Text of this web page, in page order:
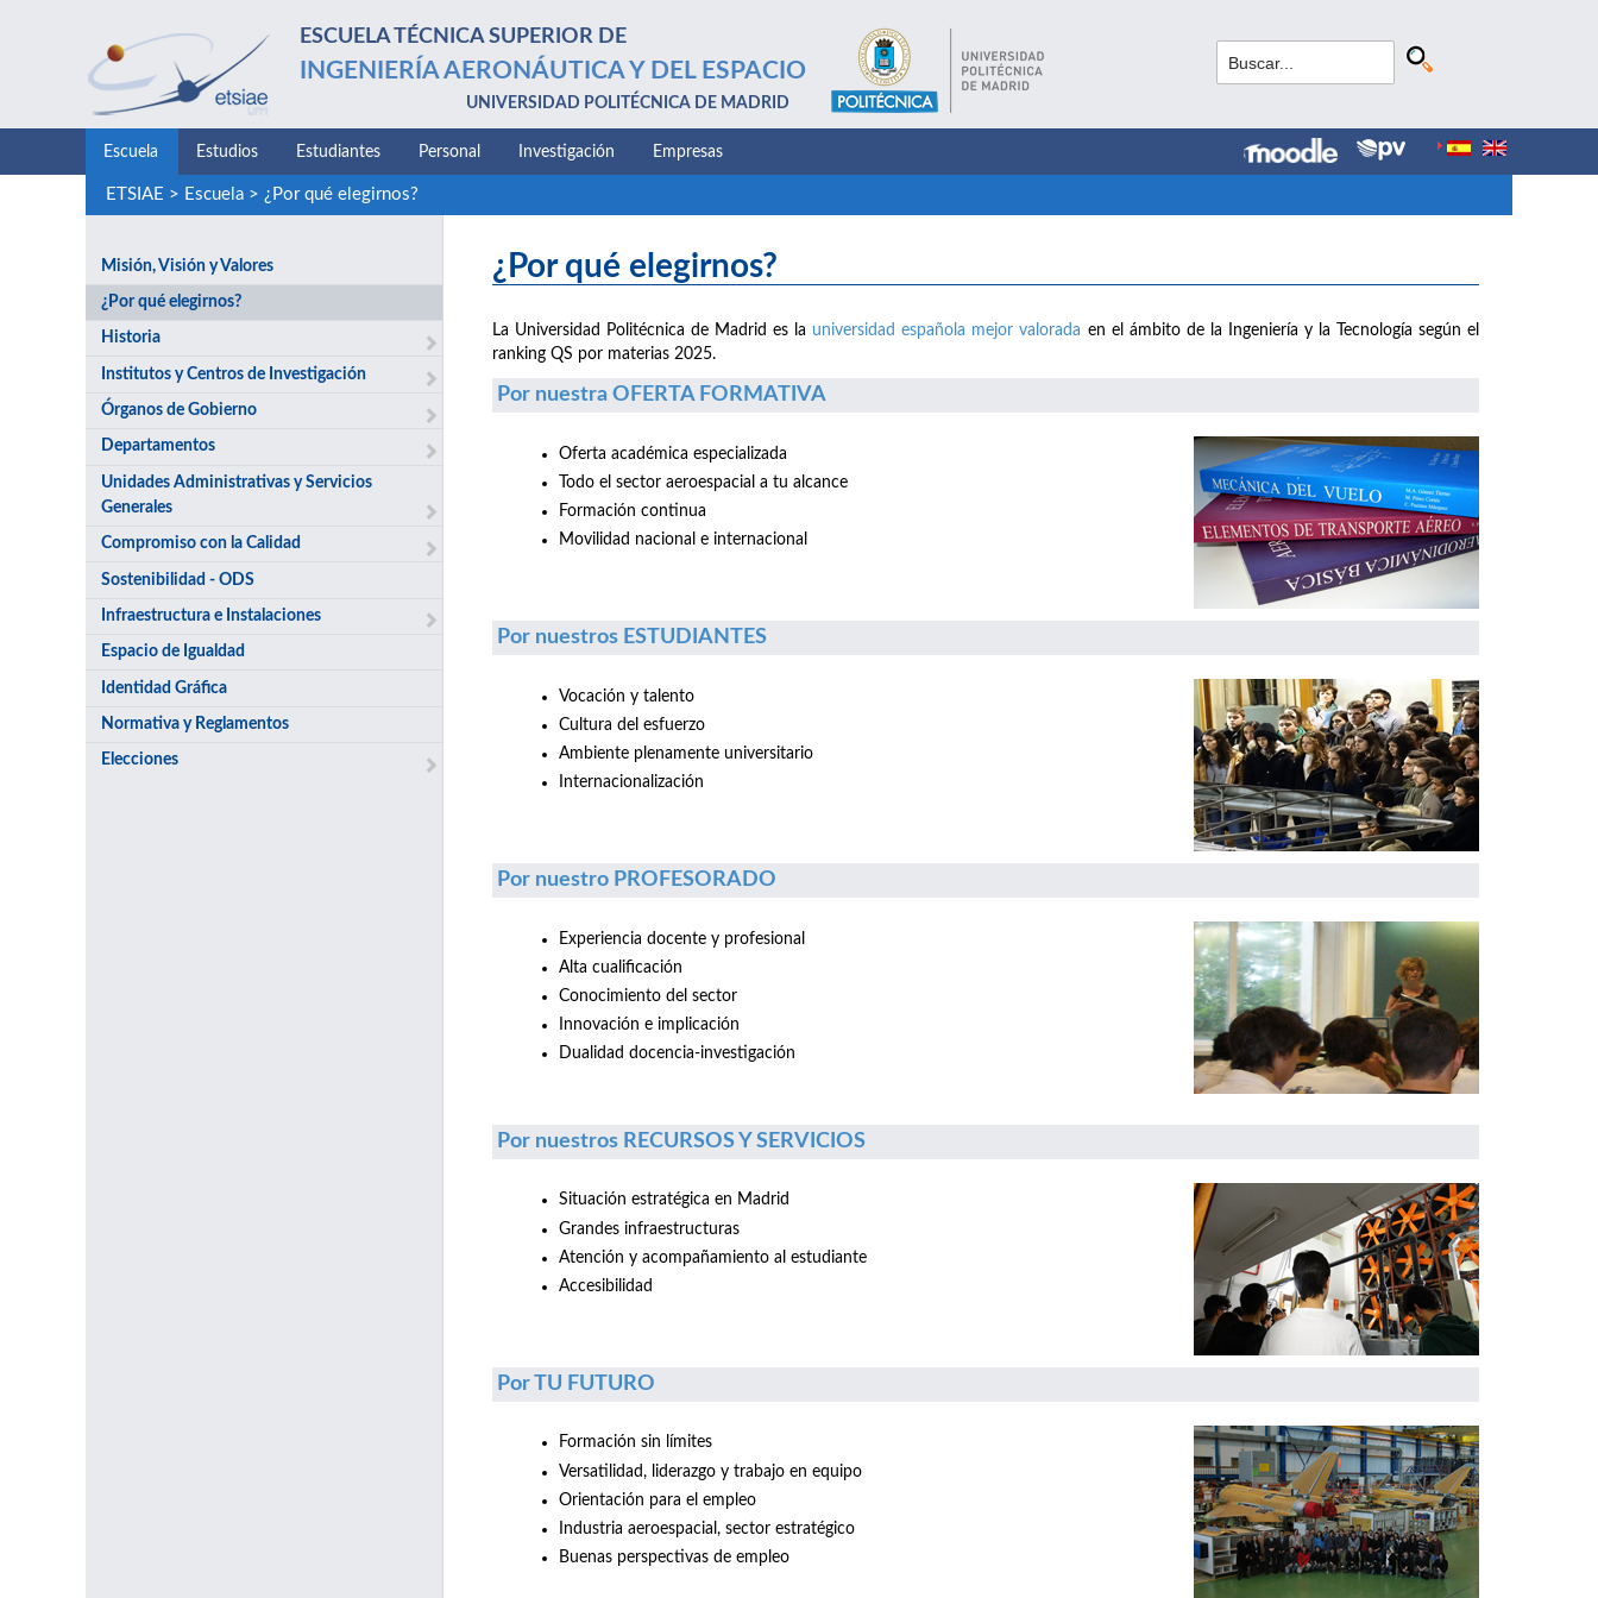
ESCUELA TÉCNICA SUPERIOR DE
INGENIERÍA AERONÁUTICA Y DEL ESPACIO
UNIVERSIDAD POLITÉCNICA DE MADRID
Escuela Estudios Estudiantes Personal Investigación Empresas
ETSIAE > Escuela> ¿Por qué elegirnos?
Misión, Visión y Valores
¿Por qué elegirnos?
Historia
Institutos y Centros de Investigación
Órganos de Gobierno
Departamentos
Unidades Administrativas y Servicios
Generales
Compromiso con la Calidad
Sostenibilidad - ODS
Infraestructura e Instalaciones
Espacio de Igualdad
Identidad Gráfica
Normativa y Reglamentos
Elecciones
¿Por qué elegirnos?
La Universidad Politécnica de Madrid es la universidad española mejor valorada en el ámbito de la Ingeniería y la Tecnología según el
ranking QS por materias 2025.
Por nuestra OFERTA FORMATIVA
Oferta académica especializada
Todo el sector aeroespacial a tu alcance
Formación continua
Movilidad nacional e internacional
Por nuestros ESTUDIANTES
Vocación y talento
Cultura del esfuerzo
Ambiente plenamente universitario
Internacionalización
Por nuestro PROFESORADO
Experiencia docente y profesional
Alta cualificación
Conocimiento del sector
Innovación e implicación
Dualidad docencia-investigación
Por nuestros RECURSOS Y SERVICIOS
Situación estratégica en Madrid
Grandes infraestructuras
Atención y acompañamiento al estudiante
Accesibilidad
Por TU FUTURO
Formación sin límites
Versatilidad, liderazgo y trabajo en equipo
Orientación para el empleo
Industria aeroespacial, sector estratégico
Buenas perspectivas de empleo